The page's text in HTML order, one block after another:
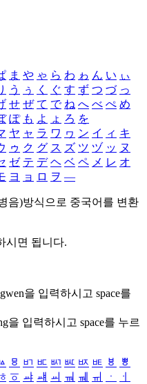
ま や ゃ ら わ ゎ ん い ぃ
う ぅ く ぐ す ず つ づ っ
せ ぜ て で ね へ べ ぺ め
ぽ も よ ょ ろ を
ヤ ャ ラ ワ ヮ ン イ ィ キ
ゥ ク グ ス ズ ツ ヅ ッ ヌ
ゼ テ デ ヘ ベ ペ メ レ オ
ヨ ョ ロ ヲ ―
음)방식으로 중국어를 변환
시면 됩니다.
을 입력하시고 space를
을 입력하시고 space를 누르
ㅱ ㅲ ㅳ ㅴ ㅵ ㅶ ㅷ ㅸ
ㅹ
ㆆ ㆇ ㆈ ㆉ ㆊ ㆋ ㆌ ㆍ
ㆎ